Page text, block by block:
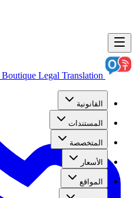
Boutique Legal Translation
القانونية
المستندات
المتخصصة
الأسعار
المواقع